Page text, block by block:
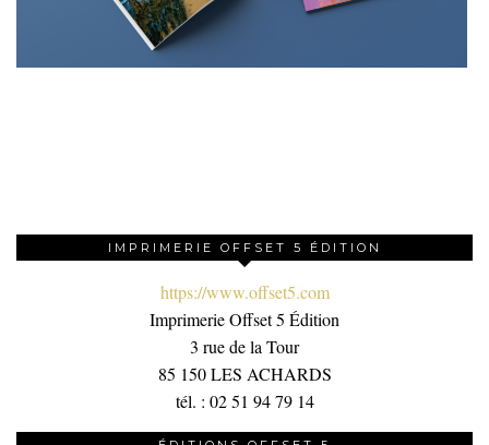
IMPRIMERIE OFFSET 5 ÉDITION
https://www.offset5.com
Imprimerie Offset 5 Édition
3 rue de la Tour
85 150 LES ACHARDS
tél. : 02 51 94 79 14